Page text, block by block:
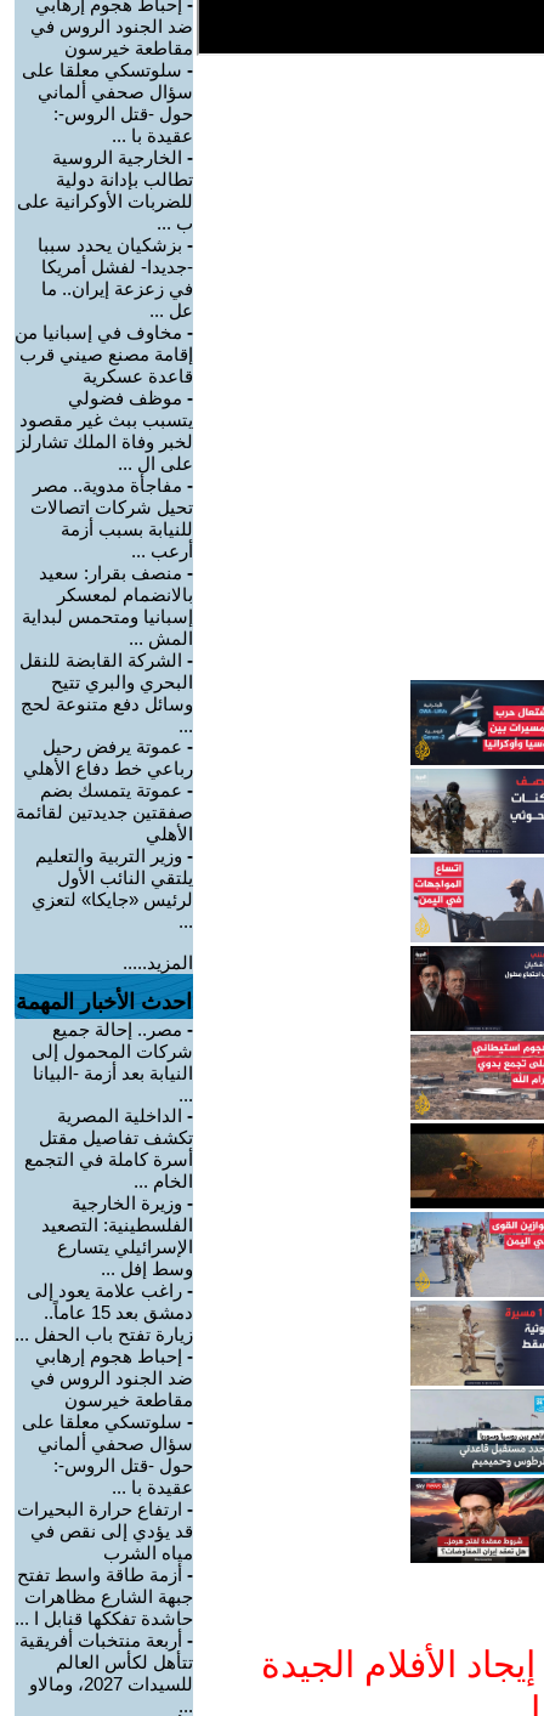
الأفلام الجيدة
- إحباط هجوم إرهابي
ضد الجنود الروس في
مقاطعة خيرسون
- سلوتسكي معلقا على
سؤال صحفي ألماني
حول -قتل الروس-:
عقيدة با ...
- الخارجية الروسية
تطالب بإدانة دولية
للضربات الأوكرانية على
ب ...
- بزشكيان يحدد سببا
-جديدا- لفشل أمريكا
في زعزعة إيران.. ما
عل ...
- مخاوف في إسبانيا من
إقامة مصنع صيني قرب
قاعدة عسكرية
- موظف فضولي
يتسبب ببث غير مقصود
لخبر وفاة الملك تشارلز
على ال ...
- مفاجأة مدوية.. مصر
تحيل شركات اتصالات
للنيابة بسبب أزمة
أرعب ...
- منصف بقرار: سعيد
بالانضمام لمعسكر
إسبانيا ومتحمس لبداية
المش ...
- الشركة القابضة للنقل
البحري والبري تتيح
وسائل دفع متنوعة لحج
...
- عموتة يرفض رحيل
رباعي خط دفاع الأهلي
- عموتة يتمسك بضم
صفقتين جديدتين لقائمة
الأهلي
- وزير التربية والتعليم
يلتقي النائب الأول
لرئيس «جايكا» لتعزي
...
المزيد.....
احدث الأخبار المهمة
- مصر.. إحالة جميع
شركات المحمول إلى
النيابة بعد أزمة -البيانا
...
- الداخلية المصرية
تكشف تفاصيل مقتل
أسرة كاملة في التجمع
الخام ...
- وزيرة الخارجية
الفلسطينية: التصعيد
الإسرائيلي يتسارع
وسط إفل ...
- راغب علامة يعود إلى
دمشق بعد 15 عاماً..
زيارة تفتح باب الحفل ...
- إحباط هجوم إرهابي
ضد الجنود الروس في
مقاطعة خيرسون
- سلوتسكي معلقا على
سؤال صحفي ألماني
حول -قتل الروس-:
عقيدة با ...
- ارتفاع حرارة البحيرات
قد يؤدي إلى نقص في
مياه الشرب
- أزمة طاقة واسط تفتح
جبهة الشارع مظاهرات
حاشدة تفككها قنابل ا ...
- أربعة منتخبات أفريقية
تتأهل لكأس العالم
للسيدات 2027، ومالاو
...